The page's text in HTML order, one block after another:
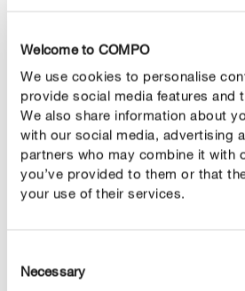
Welcome to COMPO
We use cookies to personalise
provide social media features and
We also share information about
with our social media, advertising
partners who may combine it with
you’ve provided to them or that
your use of their services.
Selection
Necessary